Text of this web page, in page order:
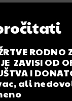
RODNO
ZAVISI OD
I
ali